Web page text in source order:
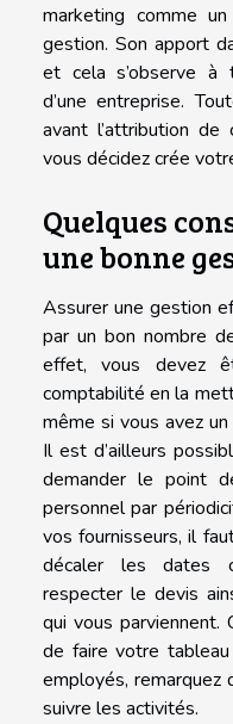
marketing comme
gestion. Son apport
et cela s’observe à
d’une entreprise.
avant l’attribution
vous décidez crée
Quelques
une bonne
Assurer une gestion
par un bon nombre
effet, vous devez
comptabilité en la
même si vous avez
Il est d’ailleurs
demander le point
personnel par
vos fournisseurs, il
décaler les dates
respecter le devis
qui vous parviennent.
de faire votre
employés, remarquez
suivre les activités.